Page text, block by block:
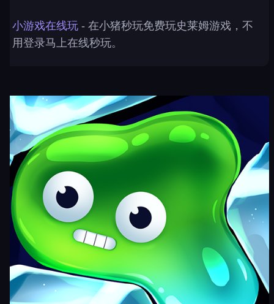
小游戏在线玩 - 在小猪秒玩免费玩史莱姆游戏，不
用登录马上在线秒玩。